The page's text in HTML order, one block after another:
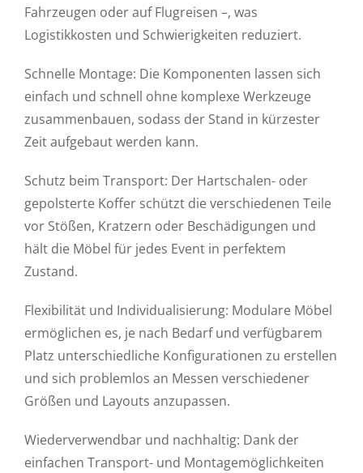
Fahrzeugen oder auf Flugreisen –, was
Logistikkosten und Schwierigkeiten reduziert.
Schnelle Montage: Die Komponenten lassen sich
einfach und schnell ohne komplexe Werkzeuge
zusammenbauen, sodass der Stand in kürzester
Zeit aufgebaut werden kann.
Schutz beim Transport: Der Hartschalen- oder
gepolsterte Koffer schützt die verschiedenen Teile
vor Stößen, Kratzern oder Beschädigungen und
hält die Möbel für jedes Event in perfektem
Zustand.
Flexibilität und Individualisierung: Modulare Möbel
ermöglichen es, je nach Bedarf und verfügbarem
Platz unterschiedliche Konfigurationen zu erstellen
und sich problemlos an Messen verschiedener
Größen und Layouts anzupassen.
Wiederverwendbar und nachhaltig: Dank der
einfachen Transport- und Montagemöglichkeiten